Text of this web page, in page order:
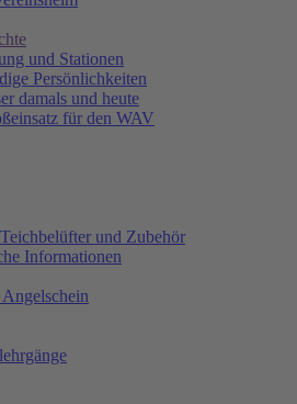
und Stationen
Persönlichkeiten
damals und heute
für den WAV
und Zubehör
Informationen